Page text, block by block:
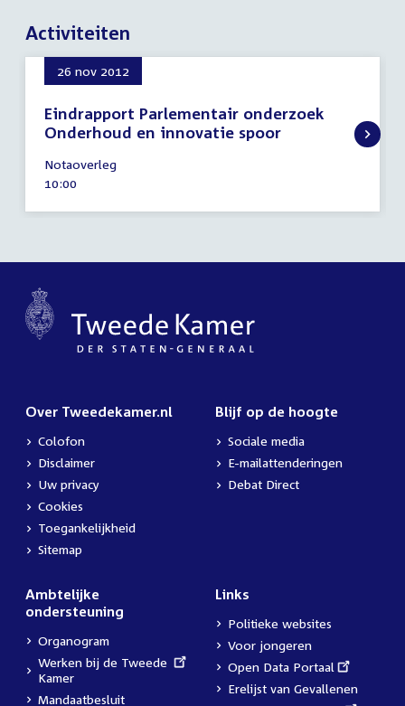
Activiteiten
26 nov 2012
Eindrapport Parlementair onderzoek
Onderhoud en innovatie spoor
november
2012
Notaoverleg
Tijd
10:00
Over Tweedekamer.nl
Colofon
Disclaimer
Uw privacy
Cookies
Toegankelijkheid
Sitemap
Blijf op de hoogte
Sociale media
E-mailattenderingen
Debat Direct
Ambtelijke
ondersteuning
Organogram
External
link:
Werken bij de Tweede
Kamer
Mandaatbesluit
Links
Politieke websites
Voor jongeren
External
link:
Open Data Portaal
Erelijst van Gevallenen